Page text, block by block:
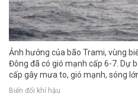
Ảnh hưởng của bão Trami, vùng
Đông đã có gió mạnh cấp 6-7. Dự
cấp gây mưa to, gió mạnh, sóng
Biến đổi khí hậu